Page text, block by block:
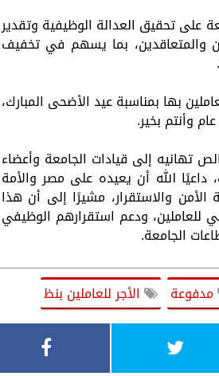
على تحقيق العدالة الوظيفية وتقدير
والمتعاقدين، بما يسهم في تخفيف
بها بمناسبة عيد الأضحى المبارك،
وأنتم بخير.
تهانيه إلى قيادات الجامعة وأعضاء
داعيًا الله أن يعيده على مصر والأمة
الأمن والاستقرار، مشيرًا إلى أن هذا
للعاملين، ودعم استقرارهم الوظيفي
الجامعة.
مدفوعة الأجر للعاملين بنظ